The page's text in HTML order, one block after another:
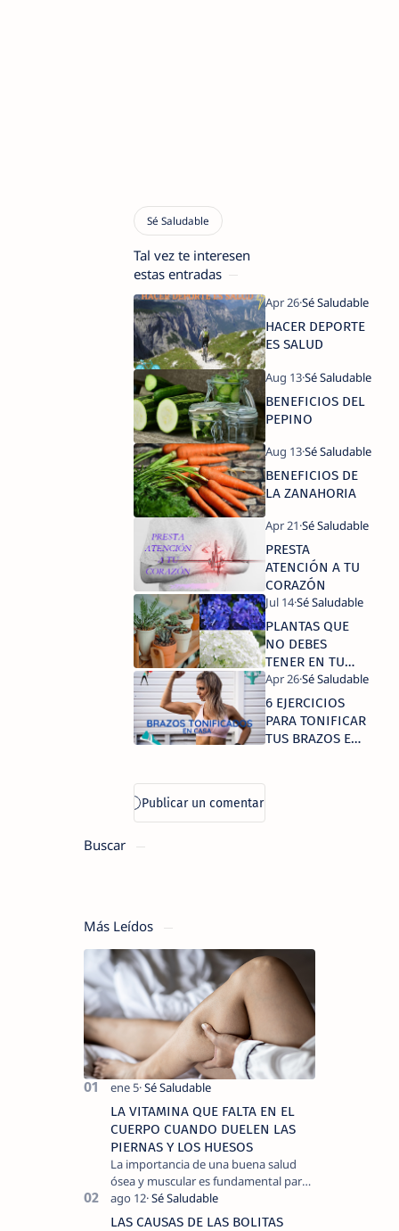
Tal vez te interesen
estas entradas
HACER DEPORTE
ES SALUD
BENEFICIOS DEL
PEPINO
BENEFICIOS DE
LA ZANAHORIA
PRESTA
ATENCIÓN A TU
CORAZÓN
PLANTAS QUE
NO DEBES
TENER EN TU
CASA
6 EJERCICIOS
PARA TONIFICAR
TUS BRAZOS EN
Buscar
Más Leídos
LA VITAMINA QUE FALTA EN EL
CUERPO CUANDO DUELEN LAS
PIERNAS Y LOS HUESOS
La importancia de una buena salud
ósea y muscular es fundamental para
llevar una vida activa y sin dolor,
cuando experimentamos dolor en las
LAS CAUSAS DE LAS BOLITAS